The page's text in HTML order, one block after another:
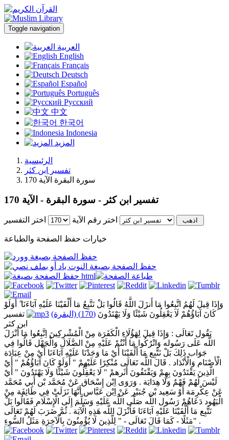
Toggle navigation
العربية
English
Français
Deutsch
Español
Português
Русский
中文
한국어
Indonesia
المزيد
الرئيسية
تفسير ابن كثر
سورة البقرة الآية 170
تفسير ابن كثر - سورة البقرة - الآية 170
اختر رقم الآية اختر التفسير
خيارات حفظ الصفحة والطباعة
وَإِذَا قِيلَ لَهُمُ اتَّبِعُوا مَا أَنزَلَ اللَّهُ قَالُوا بَلْ نَتَّبِعُ مَا أَلْفَيْنَا عَلَيْهِ آبَاءَنَا ۗ أَوَلَوْ
كَانَ آبَاؤُهُمْ لَا يَعْقِلُونَ شَيْئًا وَلَا يَهْتَدُونَ (170) (البقرة)
تفسير
ابن كثر
يَقُول تَعَالَى : وَإِذَا قِيلَ لِهَؤُلَاءِ الْكَفَرَة مِنْ الْمُشْرِكِينَ اِتَّبِعُوا مَا أَنْزَلَ
اللَّه عَلَى رَسُوله وَاتْرُكُوا مَا أَنْتُمْ عَلَيْهِ مِنْ الضَّلَال وَالْجَهْل قَالُوا فِي
جَوَاب ذَلِكَ بَلْ نَتَّبِع مَا أَلْفَيْنَا أَيْ مَا وَجَدْنَا عَلَيْهِ آبَاءَنَا أَيْ مِنْ عِبَادَة
الْأَصْنَام وَالْأَنْدَاد . قَالَ اللَّه تَعَالَى مُنْكِرًا عَلَيْهِمْ " أَوَلَوْ كَانَ آبَاؤُهُمْ " أَيْ
الَّذِينَ يَقْتَدُونَ بِهِمْ وَيَقْتَفُونَ أَثَرهمْ " لَا يَعْقِلُونَ شَيْئًا وَلَا يَهْتَدُونَ " أَيْ
لَيْسَ لَهُمْ فَهْمٌ وَلَا هِدَايَة . وَرَوَى اِبْن إِسْحَاق عَنْ مُحَمَّد بْن أَبِي مُحَمَّد
عَنْ عِكْرِمَة أَوْ سَعِيد بْن جُبَيْر عَنْ اِبْن عَبَّاس أَنَّهَا نَزَلَتْ فِي طَائِفَة مِنْ
الْيَهُود دَعَاهُمْ رَسُول اللَّه صَلَّى اللَّه عَلَيْهِ وَسَلَّمَ إِلَى الْإِسْلَام فَقَالُوا بَلْ
نَتَّبِع مَا أَلْفَيْنَا عَلَيْهِ آبَاءَنَا فَأَنْزَلَ اللَّه هَذِهِ الْآيَة . ثُمَّ ضَرَبَ لَهُمْ تَعَالَى
مَثَلًا - كَمَا قَالَ تَعَالَى - " لِلَّذِينَ لَا يُؤْمِنُونَ بِالْآخِرَةِ مَثَلُ السُّوءِ" .